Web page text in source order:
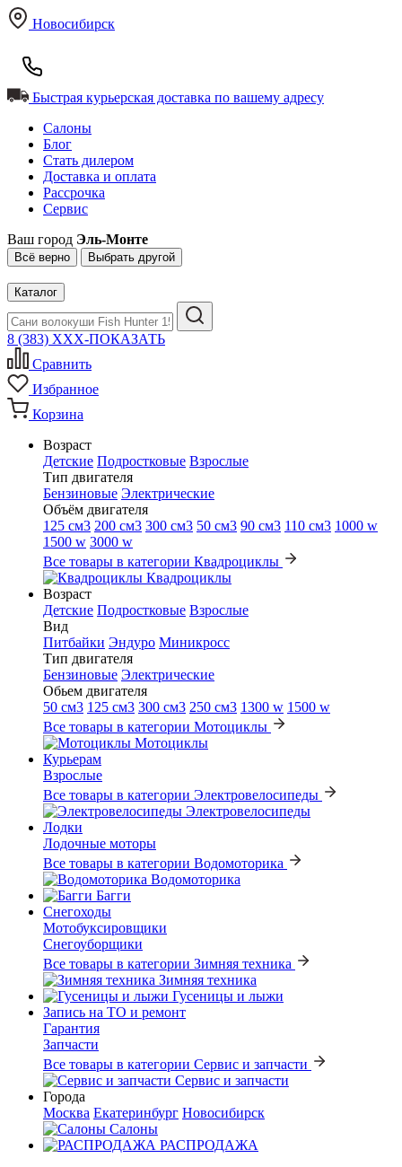
Новосибирск
Быстрая курьерская доставка по вашему адресу
Салоны
Блог
Стать дилером
Доставка и оплата
Рассрочка
Сервис
Ваш город Эль-Монте
Всё верно Выбрать другой
Каталог
8 (383) XXX-ПОКАЗАТЬ
Сравнить
Избранное
Корзина
Возраст
Детские Подростковые Взрослые
Тип двигателя
Бензиновые Электрические
Объём двигателя
125 см3 200 см3 300 см3 50 см3 90 см3 110 см3 1000 w
1500 w 3000 w
Все товары в категории Квадроциклы
Квадроциклы
Возраст
Детские Подростковые Взрослые
Вид
Питбайки Эндуро Миникросс
Тип двигателя
Бензиновые Электрические
Обьем двигателя
50 см3 125 см3 300 см3 250 см3 1300 w 1500 w
Все товары в категории Мотоциклы
Мотоциклы
Курьерам
Взрослые
Все товары в категории Электровелосипеды
Электровелосипеды
Лодки
Лодочные моторы
Все товары в категории Водомоторика
Водомоторика
Багги
Снегоходы
Мотобуксировщики
Снегоуборщики
Все товары в категории Зимняя техника
Зимняя техника
Гусеницы и лыжи
Запись на ТО и ремонт
Гарантия
Запчасти
Все товары в категории Сервис и запчасти
Сервис и запчасти
Города
Москва Екатеринбург Новосибирск
Салоны
РАСПРОДАЖА